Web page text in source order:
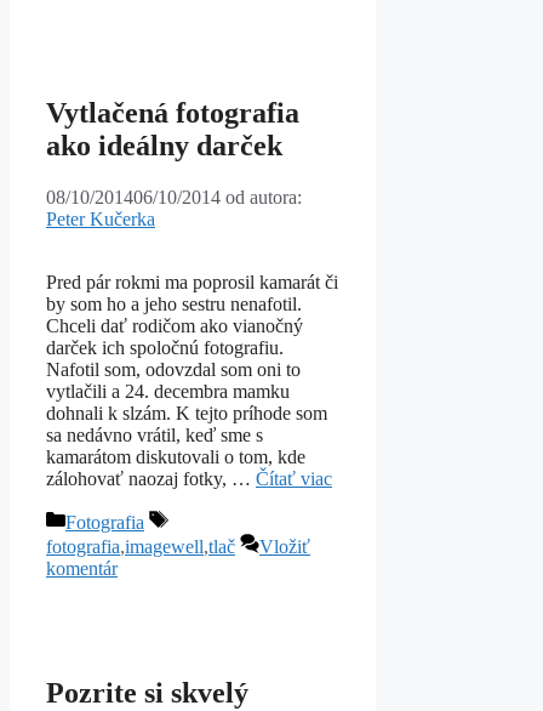
Vytlačená fotografia
ako ideálny darček
08/10/201406/10/2014 od autora:
Peter Kučerka
Pred pár rokmi ma poprosil kamarát či
by som ho a jeho sestru nenafotil.
Chceli dať rodičom ako vianočný
darček ich spoločnú fotografiu.
Nafotil som, odovzdal som oni to
vytlačili a 24. decembra mamku
dohnali k slzám. K tejto príhode som
sa nedávno vrátil, keď sme s
kamarátom diskutovali o tom, kde
zálohovať naozaj fotky, … Čítať viac
Kategórie
Fotografia
Značky
fotografia,imagewell,tlač
Vložiť
komentár
Pozrite si skvelý